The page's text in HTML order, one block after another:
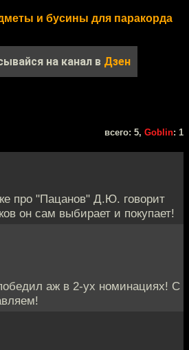
и бусины для паракорда
на канал в Дзен
всего: 5, Goblin: 1
про "Пацанов" Д.Ю. говорит
он сам выбирает и покупает!
аж в 2-ух номинациях! С